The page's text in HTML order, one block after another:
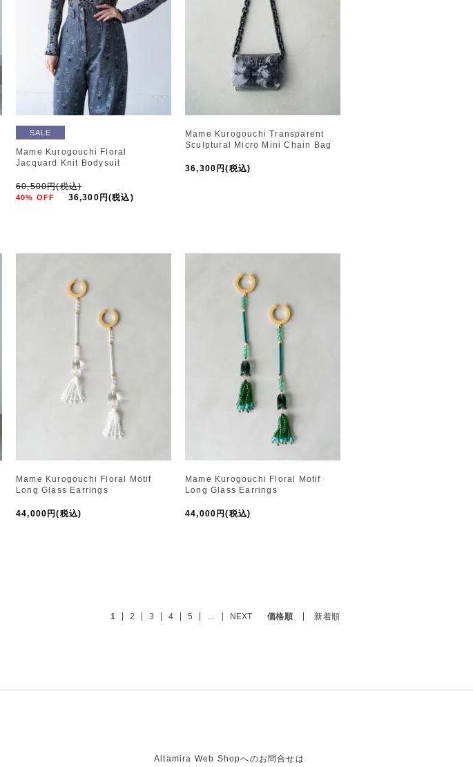
SALE
Mame Kurogouchi Floral
Jacquard Knit Bodysuit
60,500円(税込)
40% OFF 36,300円(税込)
Mame Kurogouchi Transparent
Sculptural Micro Mini Chain Bag
36,300円(税込)
Mame Kurogouchi Floral Motif
Long Glass Earrings
44,000円(税込)
Mame Kurogouchi Floral Motif
Long Glass Earrings
44,000円(税込)
価格順 新着順
1 2 3 4 5 … NEXT
Altamira Web Shopへのお問合せは